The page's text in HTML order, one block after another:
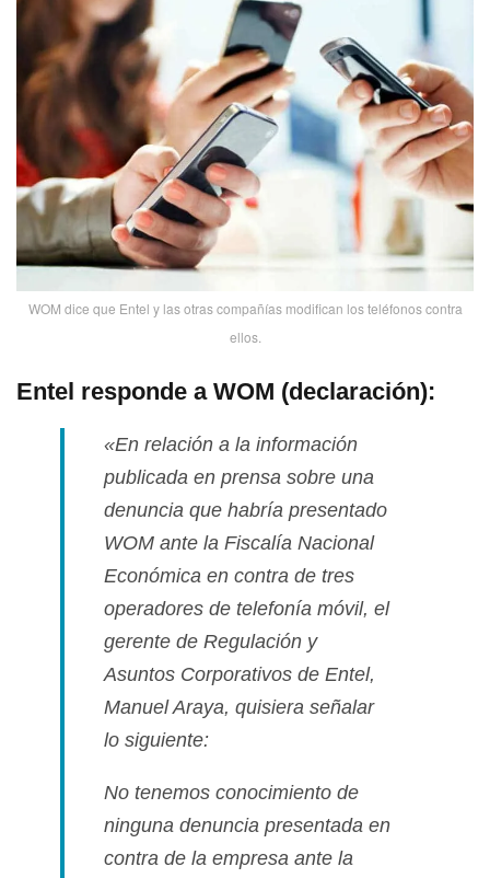
WOM dice que Entel y las otras compañí­as modifican los teléfonos contra
ellos.
Entel responde a WOM (declaración):
«En relación a la información
publicada en prensa sobre una
denuncia que habrí­a presentado
WOM ante la Fiscalí­a Nacional
Económica en contra de tres
operadores de telefoní­a móvil, el
gerente de Regulación y
Asuntos Corporativos de Entel,
Manuel Araya, quisiera señalar
lo siguiente:
No tenemos conocimiento de
ninguna denuncia presentada en
contra de la empresa ante la